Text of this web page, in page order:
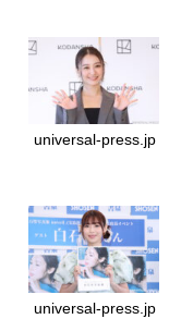
universal-press.jp
universal-press.jp